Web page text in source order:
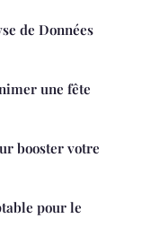
de Données
une fête
booster votre
pour le